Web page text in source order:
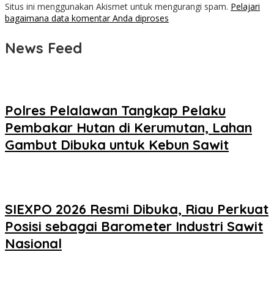
Situs ini menggunakan Akismet untuk mengurangi spam. Pelajari
bagaimana data komentar Anda diproses
News Feed
Polres Pelalawan Tangkap Pelaku
Pembakar Hutan di Kerumutan, Lahan
Gambut Dibuka untuk Kebun Sawit
SIEXPO 2026 Resmi Dibuka, Riau Perkuat
Posisi sebagai Barometer Industri Sawit
Nasional